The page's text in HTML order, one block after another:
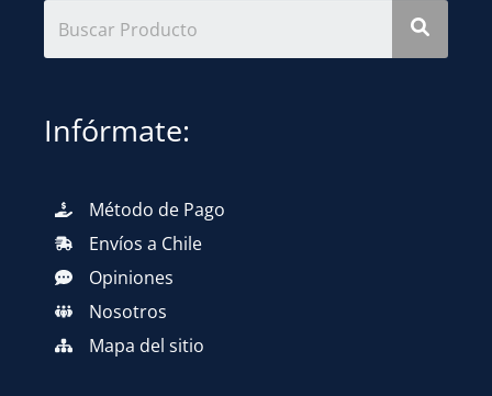
Infórmate:
Método de Pago
Envíos a Chile
Opiniones
Nosotros
Mapa del sitio